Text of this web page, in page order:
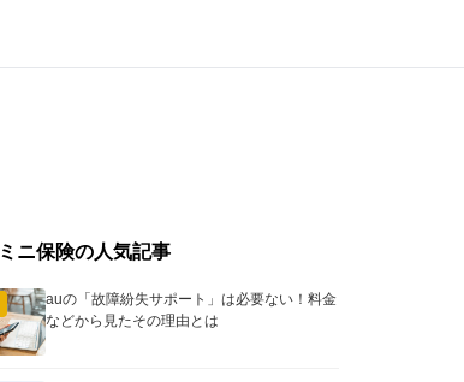
ミニ保険の人気記事
auの「故障紛失サポート」は必要ない！料金
などから見たその理由とは